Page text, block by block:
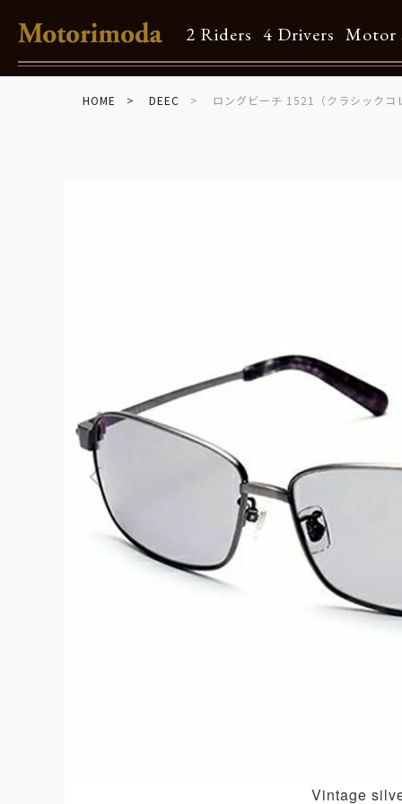
2 Riders 4 Drivers Motor
Shop Info
よくある質問
お問合せ
HOME DEEC ロングビーチ 1521（クラシックコ
Vintage